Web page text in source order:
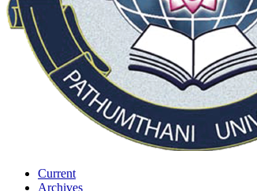
Current
Archives